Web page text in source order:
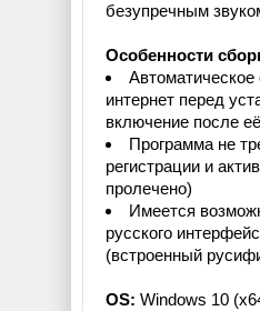
безупречным
Особенности
интернет перед
включение после
Программа не
регистрации и
пролечено)
Имеется
русского
(встроенный
OS: Windows 10